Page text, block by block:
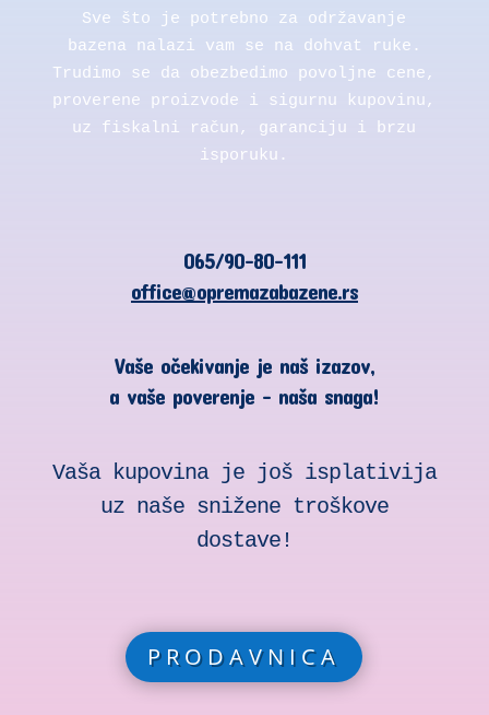
Sve što je potrebno za održavanje
bazena nalazi vam se na dohvat ruke.
Trudimo se da obezbedimo povoljne cene,
proverene proizvode i sigurnu kupovinu,
uz fiskalni račun, garanciju i brzu
isporuku.
065/90-80-111
office@opremazabazene.rs
Vaše očekivanje je naš izazov,
a vaše poverenje – naša snaga!
Vaša kupovina je još isplativija
uz naše snižene troškove
dostave!
PRODAVNICA